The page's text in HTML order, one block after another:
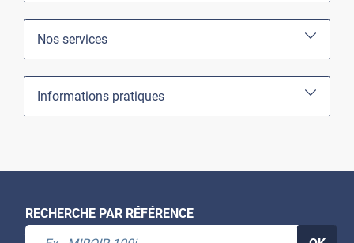
Nos services
Informations pratiques
RECHERCHE PAR RÉFÉRENCE